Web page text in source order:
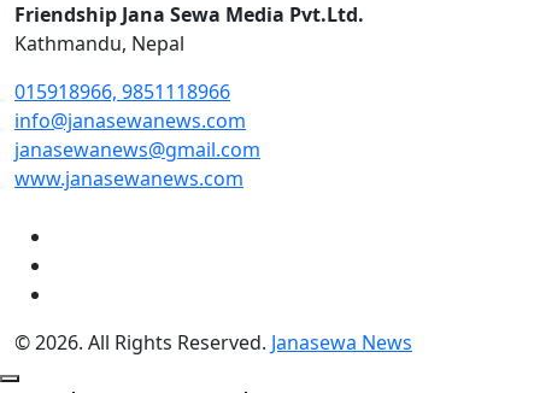
Friendship Jana Sewa Media Pvt.Ltd.
Kathmandu, Nepal
015918966, 9851118966
info@janasewanews.com
janasewanews@gmail.com
www.janasewanews.com
© 2026. All Rights Reserved. Janasewa News